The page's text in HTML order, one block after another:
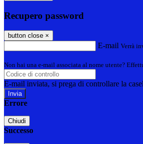
Recupero password
button close ×
E-mail Verrà
Non hai una e-mail associata al nome utente?
E-mail inviata, si prega di controllare la
Errore
Chiudi
Successo